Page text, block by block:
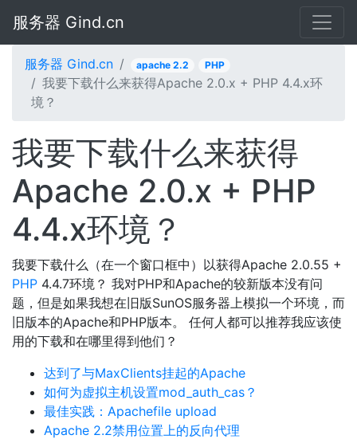
服务器 Gind.cn
服务器 Gind.cn apache 2.2 PHP
我要下载什么来获得Apache 2.0.x + PHP 4.4.x环
境？
我要下载什么来获得
Apache 2.0.x + PHP
4.4.x环境？
我要下载什么（在一个窗口框中）以获得Apache 2.0.55 +
PHP 4.4.7环境？ 我对PHP和Apache的较新版本没有问
题，但是如果我想在旧版SunOS服务器上模拟一个环境，而
旧版本的Apache和PHP版本。 任何人都可以推荐我应该使
用的下载和在哪里得到他们？
达到了与MaxClients挂起的Apache
如何为虚拟主机设置mod_auth_cas？
最佳实践：Apachefile upload
Apache 2.2禁用位置上的反向代理